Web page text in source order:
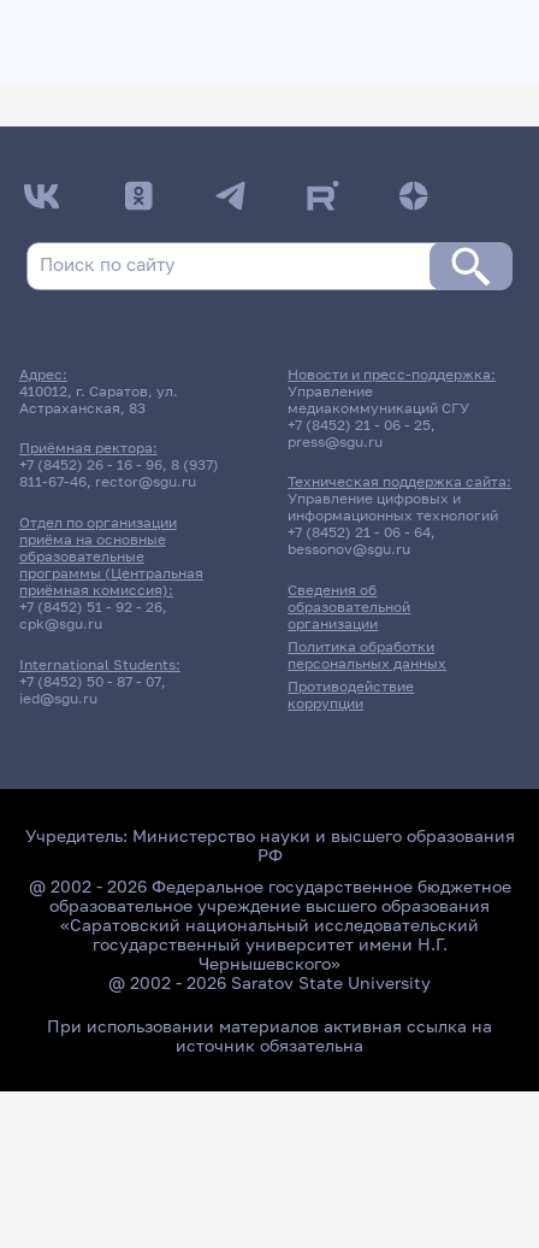
Адрес:
410012, г. Саратов, ул.
Астраханская, 83
Приёмная ректора:
+7 (8452) 26 - 16 - 96, 8 (937)
811-67-46, rector@sgu.ru
Отдел по организации
приёма на основные
образовательные
программы (Центральная
приёмная комиссия):
+7 (8452) 51 - 92 - 26,
cpk@sgu.ru
International Students:
+7 (8452) 50 - 87 - 07,
ied@sgu.ru
Сведения об
образовательной
организации
Политика обработки
персональных данных
Противодействие
коррупции
Новости и пресс-поддержка:
Управление
медиакоммуникаций СГУ
+7 (8452) 21 - 06 - 25,
press@sgu.ru
Техническая поддержка сайта:
Управление цифровых и
информационных технологий
+7 (8452) 21 - 06 - 64,
bessonov@sgu.ru
Учредитель: Министерство науки и высшего образования
РФ
@ 2002 - 2026 Федеральное государственное бюджетное
образовательное учреждение высшего образования
«Саратовский национальный исследовательский
государственный университет имени Н.Г.
Чернышевского»
@ 2002 - 2026 Saratov State University
При использовании материалов активная ссылка на
источник обязательна